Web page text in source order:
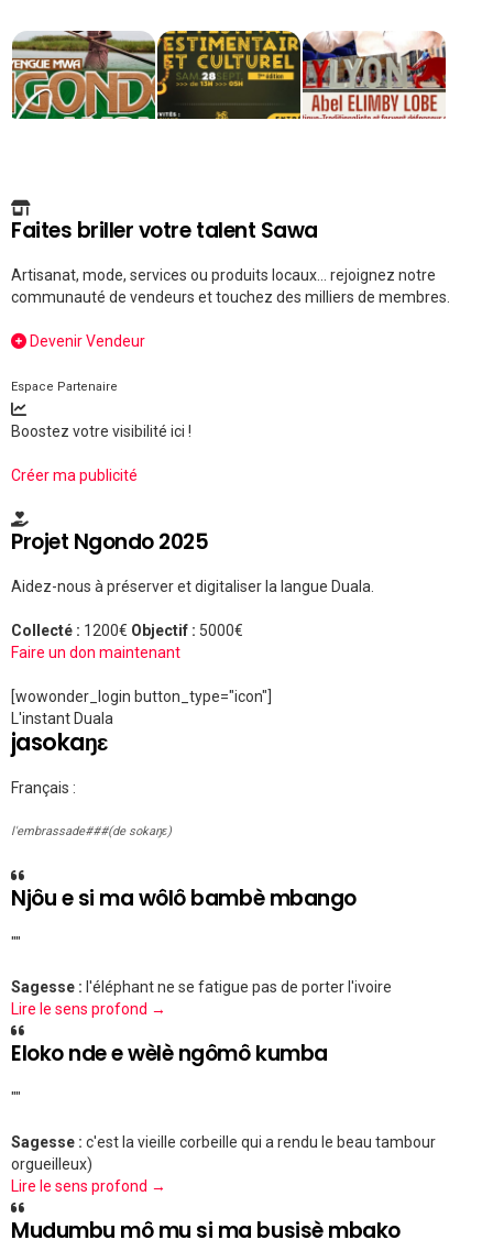
Faites briller votre talent Sawa
Artisanat, mode, services ou produits locaux... rejoignez notre
communauté de vendeurs et touchez des milliers de membres.
Devenir Vendeur
Espace Partenaire
Boostez votre visibilité ici !
Créer ma publicité
Projet Ngondo 2025
Aidez-nous à préserver et digitaliser la langue Duala.
Collecté : 1200€ Objectif : 5000€
Faire un don maintenant
[wowonder_login button_type="icon"]
L'instant Duala
jasokaŋɛ
Français :
l'embrassade###(de sokaŋɛ)
Njôu e si ma wôlô bambè mbango
""
Sagesse : l'éléphant ne se fatigue pas de porter l'ivoire
Lire le sens profond →
Eloko nde e wèlè ngômô kumba
""
Sagesse : c'est la vieille corbeille qui a rendu le beau tambour
orgueilleux)
Lire le sens profond →
Mudumbu mô mu si ma busisè mbako